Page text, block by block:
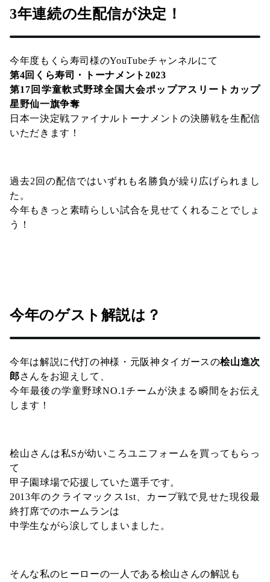
3年連続の生配信が決定！
今年度もくら寿司様のYouTubeチャンネルにて
第4回くら寿司・トーナメント2023
第17回学童軟式野球全国大会ポップアスリートカップ
星野仙一旗争奪
日本一決定戦ファイナルトーナメントの決勝戦を生配信
いただきます！
過去2回の配信ではいずれも名勝負が繰り広げられまし
た。
今年もきっと素晴らしい試合を見せてくれることでしょ
う！
今年のゲスト解説は？
今年は解説に代打の神様・元阪神タイガースの桧山進次
郎さんをお迎えして、
今年最後の学童野球NO.1チームが決まる瞬間をお伝え
します！
桧山さんは私Sが幼いころユニフォームを買ってもらっ
て
甲子園球場で応援していた選手です。
2013年のクライマックス1st、カープ戦で見せた現役最
終打席でのホームランは
中学生ながら涙してしまいました。
そんな私のヒーローの一人である桧山さんの解説も